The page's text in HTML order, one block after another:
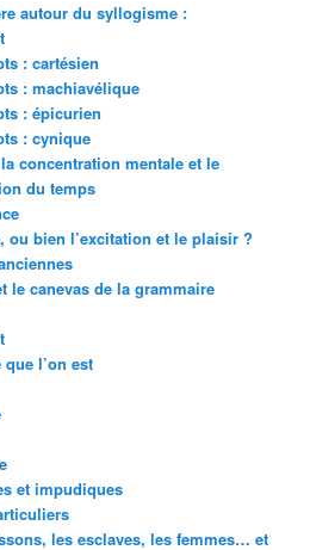
autour du syllogisme :
: cartésien
: machiavélique
: épicurien
: cynique
concentration mentale et le
du temps
ou bien l’excitation et le plaisir ?
le canevas de la grammaire
l’on est
et impudiques
les esclaves, les femmes… et